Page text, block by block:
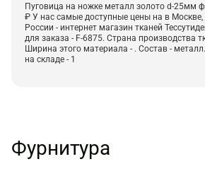
Пуговица на ножке металл золото d-25мм
₽ У нас самые доступные цены на в Москве,
России - интернет магазин тканей
для заказа - F-6875. Страна производства
Ширина этого материала - . Состав -
на складе - 1
Фурнитура